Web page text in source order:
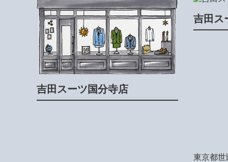
吉田スーツ国分寺店
吉田ス
東京都世